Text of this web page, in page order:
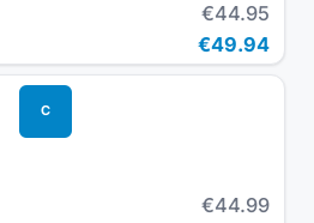
€44.95
€49.94
C
€44.99